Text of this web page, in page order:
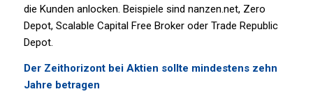
die Kunden anlocken. Beispiele sind nanzen.net, Zero
Depot, Scalable Capital Free Broker oder Trade Republic
Depot.
Der Zeithorizont bei Aktien sollte mindestens zehn
Jahre betragen